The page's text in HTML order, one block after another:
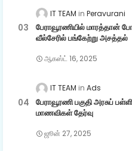
IT TEAM Peravurani
பேராவூரணியில் மாரத்தான்
வீல்சேரில் பங்கேற்று அசத்தல்
ஆகஸ்ட் 16, 2025
IT TEAM Ads
பேராவூரணி பகுதி அரசுப்
மாணவிகள் தேர்வு
ஜூன் 27, 2025